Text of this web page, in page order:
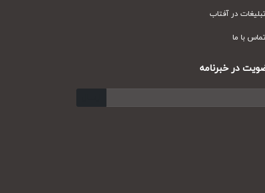
در آفتاب
با ما
در خبرنامه